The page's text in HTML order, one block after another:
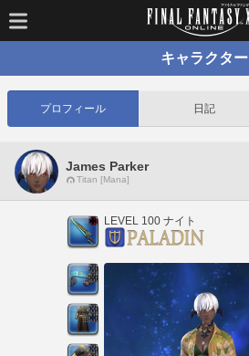
キャラクター
プロフィール 日記
James Parker
Titan [Mana]
LEVEL 100 ナイト